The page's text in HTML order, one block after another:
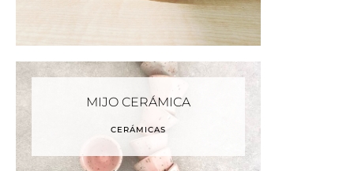
MIJO CERÁMICA
CERÁMICAS